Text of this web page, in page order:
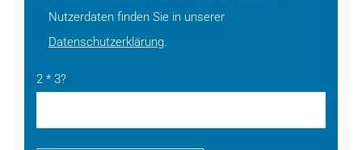
Nutzerdaten finden Sie in unserer
Datenschutzerklärung.
2 * 3?